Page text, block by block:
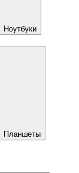
Ноутбуки
Планшеты